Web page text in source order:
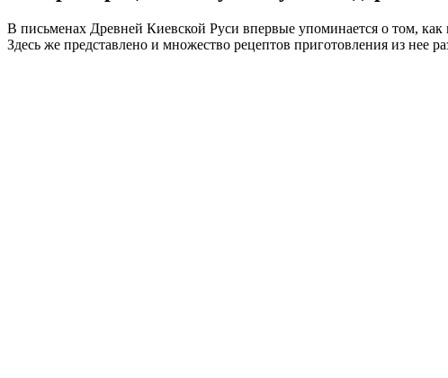
В письменах Древней Киевской Руси впервые упоминается о том,
Здесь же представлено и множество рецептов приготовления из нее